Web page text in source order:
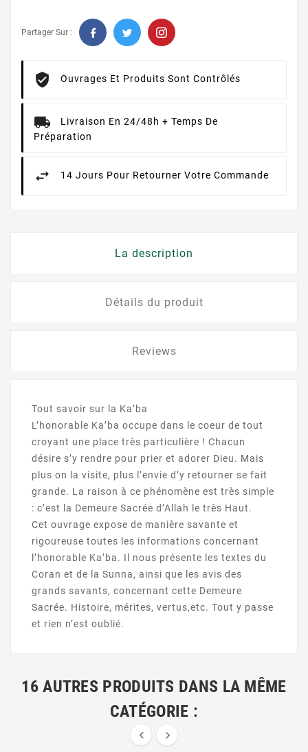
Partager Sur :
Ouvrages Et Produits Sont Contrôlés
Livraison En 24/48h + Temps De
Préparation
14 Jours Pour Retourner Votre Commande
La description
Détails du produit
Reviews
Tout savoir sur la Ka’ba
L’honorable Ka’ba occupe dans le coeur de tout
croyant une place très particulière ! Chacun
désire s’y rendre pour prier et adorer Dieu. Mais
plus on la visite, plus l’envie d’y retourner se fait
grande. La raison à ce phénomène est très simple
: c’est la Demeure Sacrée d’Allah le très Haut.
Cet ouvrage expose de manière savante et
rigoureuse toutes les informations concernant
l’honorable Ka’ba. Il nous présente les textes du
Coran et de la Sunna, ainsi que les avis des
grands savants, concernant cette Demeure
Sacrée. Histoire, mérites, vertus,etc. Tout y passe
et rien n’est oublié.
16 AUTRES PRODUITS DANS LA MÊME
CATÉGORIE :
 